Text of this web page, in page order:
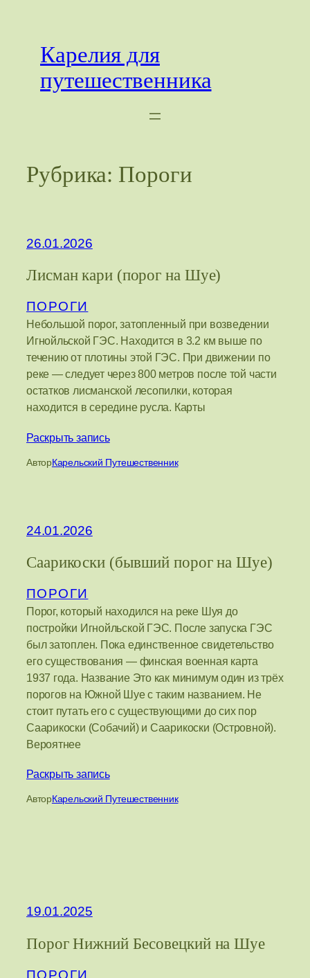
содержимому
Карелия для
путешественника
Рубрика: Пороги
26.01.2026
Лисман кари (порог на Шуе)
ПОРОГИ
Небольшой порог, затопленный при возведении
Игнойльской ГЭС. Находится в 3.2 км выше по
течению от плотины этой ГЭС. При движении по
реке — следует через 800 метров после той части
остатков лисманской лесопилки, которая
находится в середине русла. Карты
Раскрыть запись
АвторКарельский Путешественник
24.01.2026
Саарикоски (бывший порог на Шуе)
ПОРОГИ
Порог, который находился на реке Шуя до
постройки Игнойльской ГЭС. После запуска ГЭС
был затоплен. Пока единственное свидетельство
его существования — финская военная карта
1937 года. Название Это как минимум один из трёх
порогов на Южной Шуе с таким названием. Не
стоит путать его с существующими до сих пор
Саарикоски (Собачий) и Саарикоски (Островной).
Вероятнее
Раскрыть запись
АвторКарельский Путешественник
19.01.2025
Порог Нижний Бесовецкий на Шуе
ПОРОГИ